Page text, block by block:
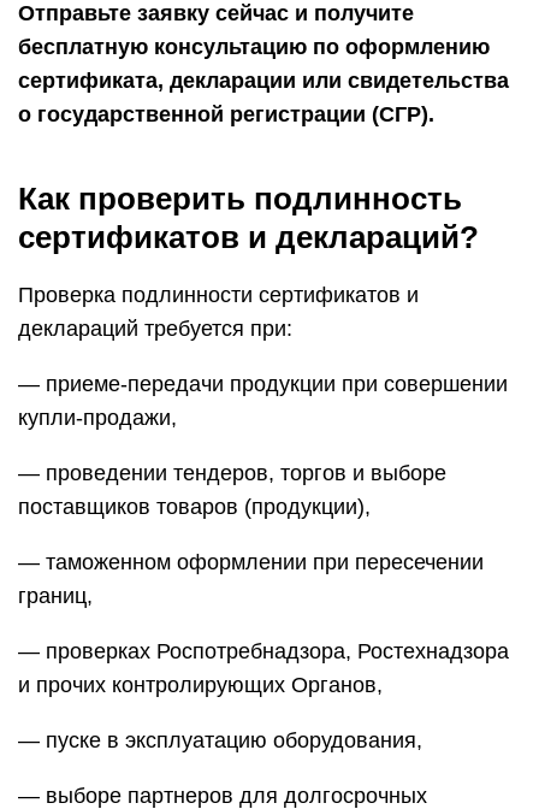
Отправьте заявку сейчас и получите
бесплатную консультацию по оформлению
сертификата, декларации или свидетельства
о государственной регистрации (СГР).
Как проверить подлинность
сертификатов и деклараций?
Проверка подлинности сертификатов и
деклараций требуется при:
— приеме-передачи продукции при совершении
купли-продажи,
— проведении тендеров, торгов и выборе
поставщиков товаров (продукции),
— таможенном оформлении при пересечении
границ,
— проверках Роспотребнадзора, Ростехнадзора
и прочих контролирующих Органов,
— пуске в эксплуатацию оборудования,
— выборе партнеров для долгосрочных